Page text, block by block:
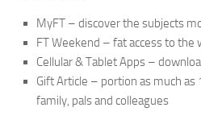
MyFT – discover the subjects
FT Weekend – fat access to
Cellular & Tablet Apps –
Gift Article – portion as much as
family, pals and colleagues